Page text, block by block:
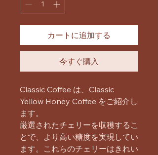
カートに追加する
今すぐ購入
Classic Coffee は、Classic
Yellow Honey Coffee をご紹介し
ます。
厳選されたチェリーを収穫するこ
とで、より高い糖度を実現してい
ます。これらのチェリーはきれい